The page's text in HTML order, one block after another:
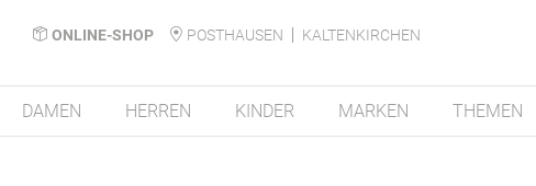
ONLINE-SHOP POSTHAUSEN
KALTENKIRCHEN
DAMEN HERREN KINDER MARKEN THEMEN